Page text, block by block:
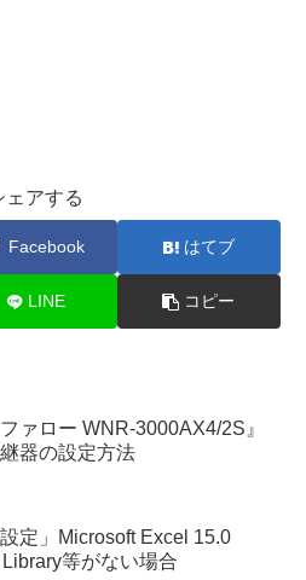
ェアする
Facebook はてブ
LINE コピー
ファロー WNR-3000AX4/2S』
器の設定方法
設定」Microsoft Excel 15.0
等がない場合